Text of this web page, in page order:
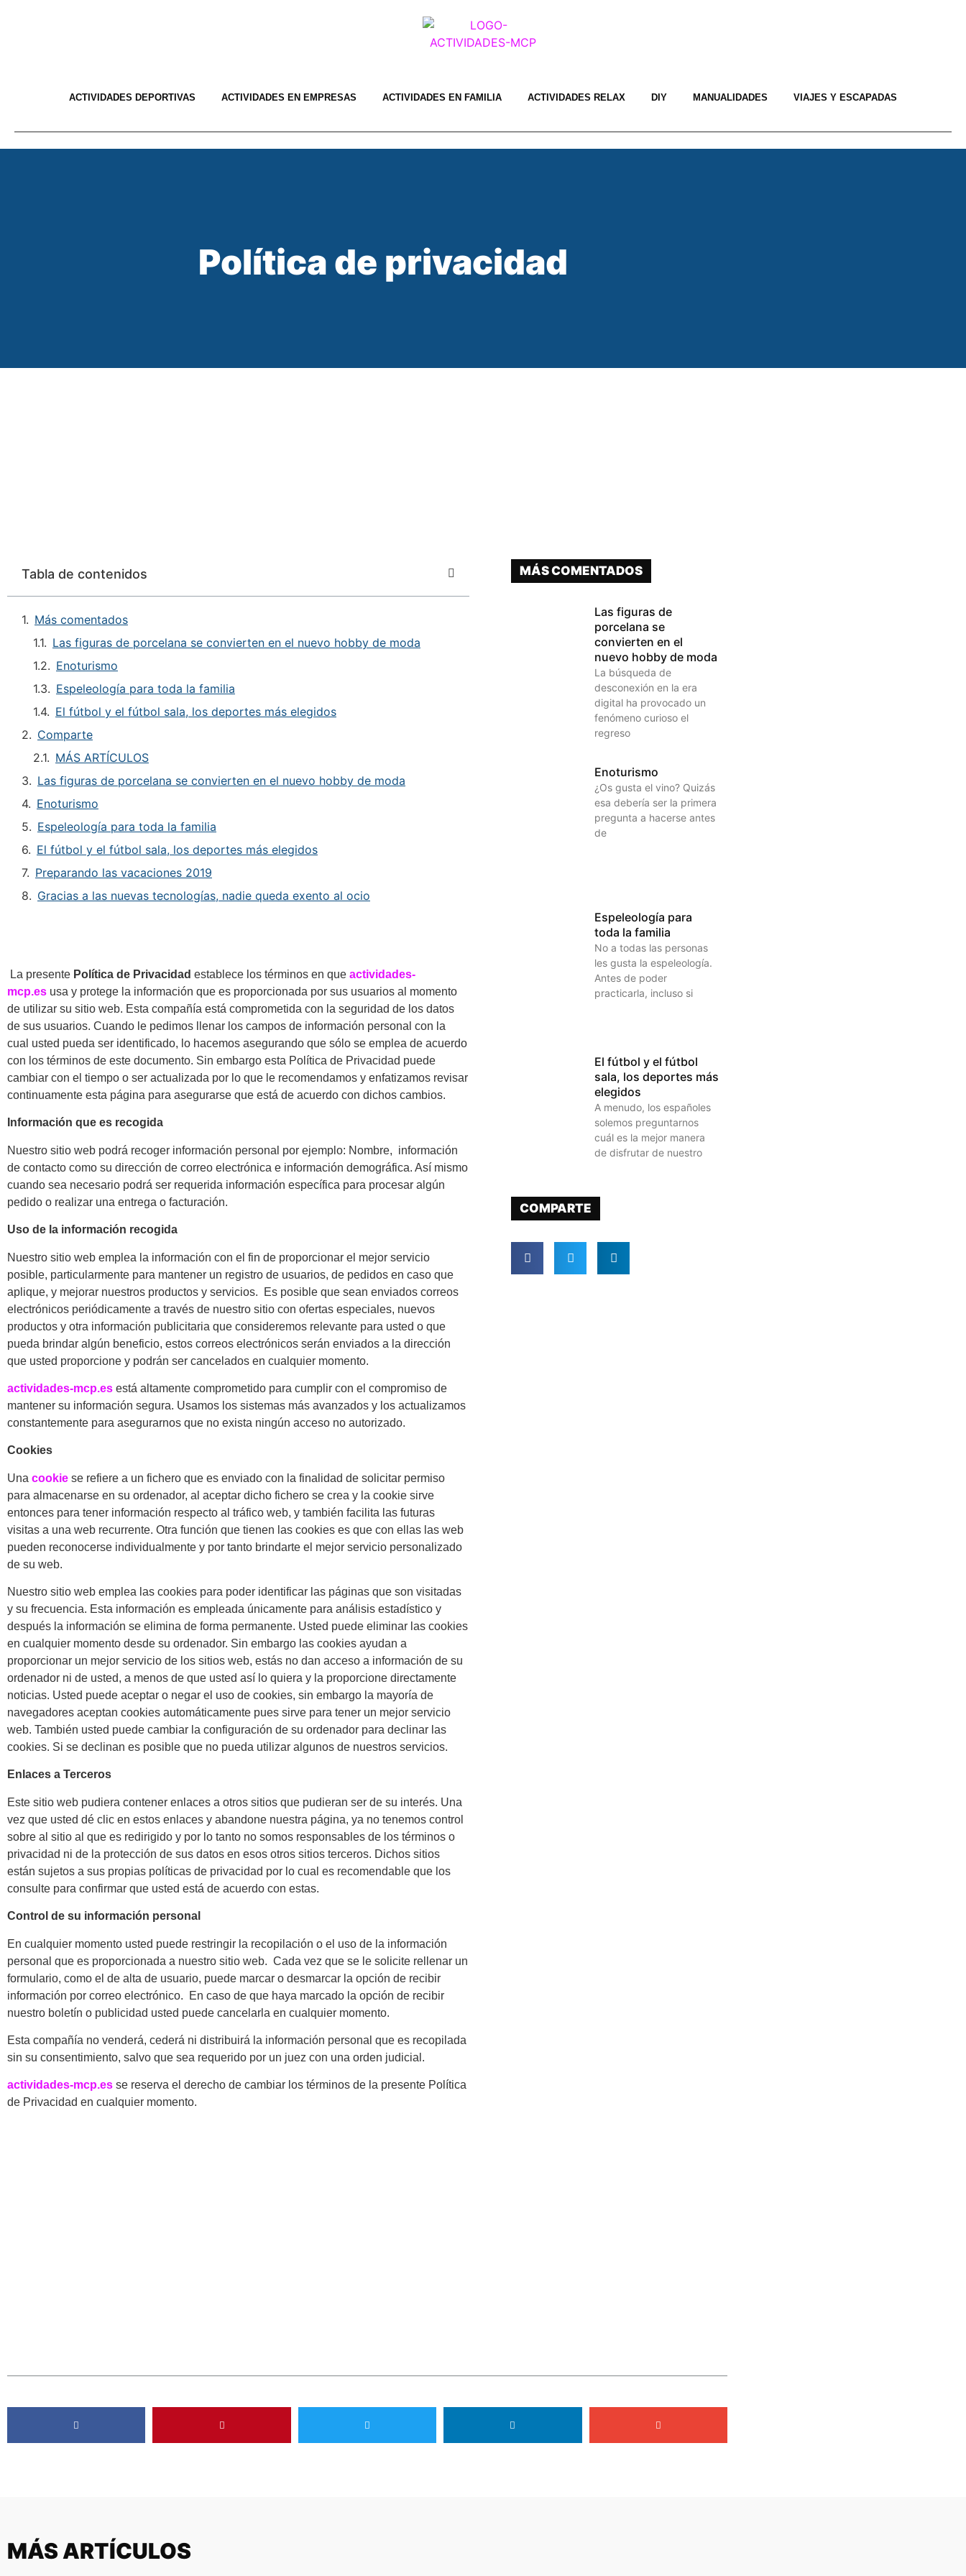
ACTIVIDADES DEPORTIVAS ACTIVIDADES EN EMPRESAS ACTIVIDADES EN FAMILIA ACTIVIDADES RELAX DIY MANUALIDADES VIAJES Y ESCAPADAS
Política de privacidad
Tabla de contenidos
Más comentados
Las figuras de porcelana se convierten en el nuevo hobby de moda
Enoturismo
Espeleología para toda la familia
El fútbol y el fútbol sala, los deportes más elegidos
Comparte
MÁS ARTÍCULOS
Las figuras de porcelana se convierten en el nuevo hobby de moda
Enoturismo
Espeleología para toda la familia
El fútbol y el fútbol sala, los deportes más elegidos
Preparando las vacaciones 2019
Gracias a las nuevas tecnologías, nadie queda exento al ocio
La presente Política de Privacidad establece los términos en que actividades-
mcp.es usa y protege la información que es proporcionada por sus usuarios al momento
de utilizar su sitio web. Esta compañía está comprometida con la seguridad de los datos
de sus usuarios. Cuando le pedimos llenar los campos de información personal con la
cual usted pueda ser identificado, lo hacemos asegurando que sólo se emplea de acuerdo
con los términos de este documento. Sin embargo esta Política de Privacidad puede
cambiar con el tiempo o ser actualizada por lo que le recomendamos y enfatizamos revisar
continuamente esta página para asegurarse que está de acuerdo con dichos cambios.
Información que es recogida
Nuestro sitio web podrá recoger información personal por ejemplo: Nombre, información
de contacto como su dirección de correo electrónica e información demográfica. Así mismo
cuando sea necesario podrá ser requerida información específica para procesar algún
pedido o realizar una entrega o facturación.
Uso de la información recogida
Nuestro sitio web emplea la información con el fin de proporcionar el mejor servicio
posible, particularmente para mantener un registro de usuarios, de pedidos en caso que
aplique, y mejorar nuestros productos y servicios. Es posible que sean enviados correos
electrónicos periódicamente a través de nuestro sitio con ofertas especiales, nuevos
productos y otra información publicitaria que consideremos relevante para usted o que
pueda brindar algún beneficio, estos correos electrónicos serán enviados a la dirección
que usted proporcione y podrán ser cancelados en cualquier momento.
actividades-mcp.es está altamente comprometido para cumplir con el compromiso de
mantener su información segura. Usamos los sistemas más avanzados y los actualizamos
constantemente para asegurarnos que no exista ningún acceso no autorizado.
Cookies
Una cookie se refiere a un fichero que es enviado con la finalidad de solicitar permiso
para almacenarse en su ordenador, al aceptar dicho fichero se crea y la cookie sirve
entonces para tener información respecto al tráfico web, y también facilita las futuras
visitas a una web recurrente. Otra función que tienen las cookies es que con ellas las web
pueden reconocerse individualmente y por tanto brindarte el mejor servicio personalizado
de su web.
Nuestro sitio web emplea las cookies para poder identificar las páginas que son visitadas
y su frecuencia. Esta información es empleada únicamente para análisis estadístico y
después la información se elimina de forma permanente. Usted puede eliminar las cookies
en cualquier momento desde su ordenador. Sin embargo las cookies ayudan a
proporcionar un mejor servicio de los sitios web, estás no dan acceso a información de su
ordenador ni de usted, a menos de que usted así lo quiera y la proporcione directamente
noticias. Usted puede aceptar o negar el uso de cookies, sin embargo la mayoría de
navegadores aceptan cookies automáticamente pues sirve para tener un mejor servicio
web. También usted puede cambiar la configuración de su ordenador para declinar las
cookies. Si se declinan es posible que no pueda utilizar algunos de nuestros servicios.
Enlaces a Terceros
Este sitio web pudiera contener enlaces a otros sitios que pudieran ser de su interés. Una
vez que usted dé clic en estos enlaces y abandone nuestra página, ya no tenemos control
sobre al sitio al que es redirigido y por lo tanto no somos responsables de los términos o
privacidad ni de la protección de sus datos en esos otros sitios terceros. Dichos sitios
están sujetos a sus propias políticas de privacidad por lo cual es recomendable que los
consulte para confirmar que usted está de acuerdo con estas.
Control de su información personal
En cualquier momento usted puede restringir la recopilación o el uso de la información
personal que es proporcionada a nuestro sitio web. Cada vez que se le solicite rellenar un
formulario, como el de alta de usuario, puede marcar o desmarcar la opción de recibir
información por correo electrónico. En caso de que haya marcado la opción de recibir
nuestro boletín o publicidad usted puede cancelarla en cualquier momento.
Esta compañía no venderá, cederá ni distribuirá la información personal que es recopilada
sin su consentimiento, salvo que sea requerido por un juez con una orden judicial.
actividades-mcp.es se reserva el derecho de cambiar los términos de la presente Política
de Privacidad en cualquier momento.
MÁS COMENTADOS
Las figuras de
porcelana se
convierten en el
nuevo hobby de moda
La búsqueda de
desconexión en la era
digital ha provocado un
fenómeno curioso el
regreso
Enoturismo
¿Os gusta el vino? Quizás
esa debería ser la primera
pregunta a hacerse antes
de
Espeleología para
toda la familia
No a todas las personas
les gusta la espeleología.
Antes de poder
practicarla, incluso si
El fútbol y el fútbol
sala, los deportes más
elegidos
A menudo, los españoles
solemos preguntarnos
cuál es la mejor manera
de disfrutar de nuestro
COMPARTE
MÁS ARTÍCULOS